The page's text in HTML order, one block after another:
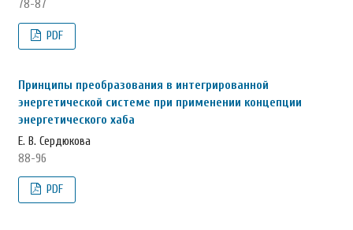
78-87
PDF
Принципы преобразования в интегрированной
энергетической системе при применении концепции
энергетического хаба
Е. В. Сердюкова
88-96
PDF